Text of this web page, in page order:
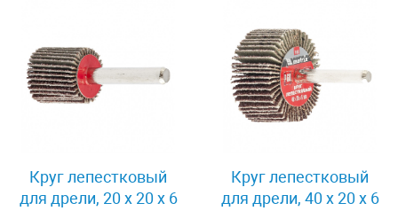
Круг лепестковый
для дрели, 20 х 20 х 6
Круг лепестковый
для дрели, 40 х 20 х 6